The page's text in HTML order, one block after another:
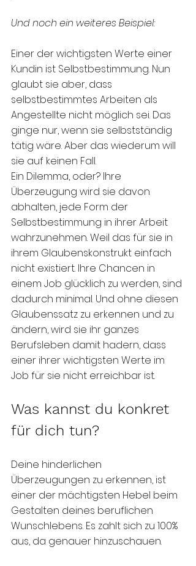
Und noch ein weiteres Beispiel:
Einer der wichtigsten Werte einer
Kundin ist Selbstbestimmung. Nun
glaubt sie aber, dass
selbstbestimmtes Arbeiten als
Angestellte nicht möglich sei. Das
ginge nur, wenn sie selbstständig
tätig wäre. Aber das wiederum will
sie auf keinen Fall.
Ein Dilemma, oder? Ihre
Überzeugung wird sie davon
abhalten, jede Form der
Selbstbestimmung in ihrer Arbeit
wahrzunehmen. Weil das für sie in
ihrem Glaubenskonstrukt einfach
nicht existiert. Ihre Chancen in
einem Job glücklich zu werden, sind
dadurch minimal. Und ohne diesen
Glaubenssatz zu erkennen und zu
ändern, wird sie ihr ganzes
Berufsleben damit hadern, dass
einer ihrer wichtigsten Werte im
Job für sie nicht erreichbar ist.
Was kannst du konkret
für dich tun?
Deine hinderlichen
Überzeugungen zu erkennen, ist
einer der mächtigsten Hebel beim
Gestalten deines beruflichen
Wunschlebens. Es zahlt sich zu 100%
aus, da genauer hinzuschauen.